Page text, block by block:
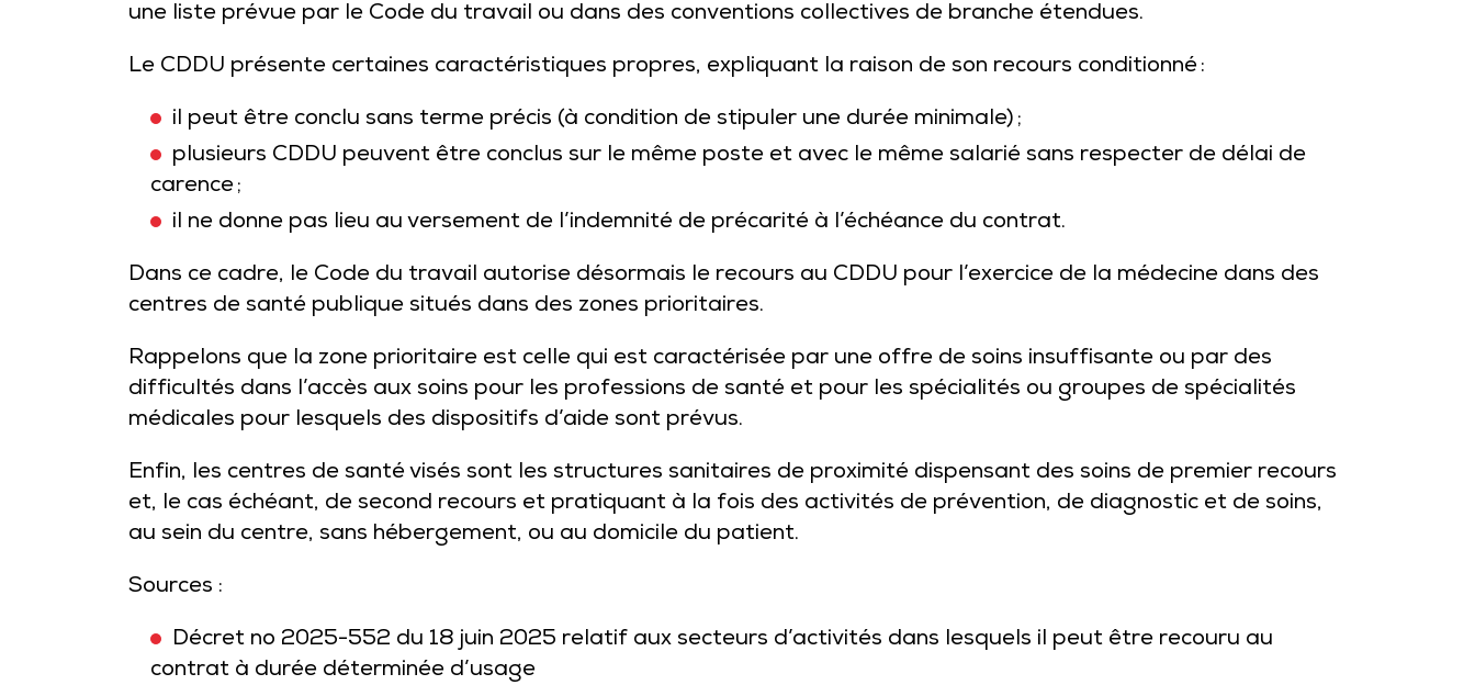
une liste prévue par le Code du travail ou dans des conventions collectives de branche étendues.
Le CDDU présente certaines caractéristiques propres, expliquant la raison de son recours conditionné :
il peut être conclu sans terme précis (à condition de stipuler une durée minimale) ;
plusieurs CDDU peuvent être conclus sur le même poste et avec le même salarié sans respecter de délai de
carence ;
il ne donne pas lieu au versement de l’indemnité de précarité à l’échéance du contrat.
Dans ce cadre, le Code du travail autorise désormais le recours au CDDU pour l’exercice de la médecine dans des
centres de santé publique situés dans des zones prioritaires.
Rappelons que la zone prioritaire est celle qui est caractérisée par une offre de soins insuffisante ou par des
difficultés dans l’accès aux soins pour les professions de santé et pour les spécialités ou groupes de spécialités
médicales pour lesquels des dispositifs d’aide sont prévus.
Enfin, les centres de santé visés sont les structures sanitaires de proximité dispensant des soins de premier recours
et, le cas échéant, de second recours et pratiquant à la fois des activités de prévention, de diagnostic et de soins,
au sein du centre, sans hébergement, ou au domicile du patient.
Sources :
Décret no 2025-552 du 18 juin 2025 relatif aux secteurs d’activités dans lesquels il peut être recouru au
contrat à durée déterminée d’usage